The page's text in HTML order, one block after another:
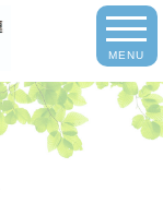
MENU